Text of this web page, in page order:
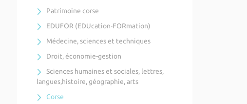
Patrimoine corse
EDUFOR (EDUcation-FORmation)
Médecine, sciences et techniques
Droit, économie-gestion
Sciences humaines et sociales, lettres,
langues,histoire, géographie, arts
Corse